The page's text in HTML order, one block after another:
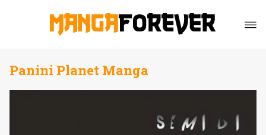
Panini Planet Manga